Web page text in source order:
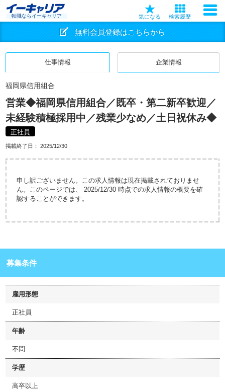
転職ならイーキャリア 気になる 検索履歴
無料会員登録はこちらから
仕事情報 企業情報
福岡県信用組合
営業◆福岡県信用組合／既卒・第二新卒歓迎／
未経験積極採用中／残業少なめ／土日祝休み◆
正社員
掲載終了日： 2025/12/30
申し訳ございません。この求人情報は現在掲載されておりませ
ん。このページでは、 2025/12/30 時点での求人情報の概要を確
認することができます。
募集条件
雇用形態
正社員
年齢
不問
学歴
高卒以上